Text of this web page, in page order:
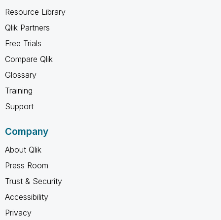
Resource Library
Qlik Partners
Free Trials
Compare Qlik
Glossary
Training
Support
Company
About Qlik
Press Room
Trust & Security
Accessibility
Privacy